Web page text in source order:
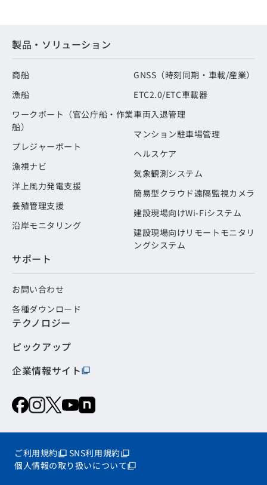
製品・ソリューション
商船
漁船
ワークボート（官公庁船・作業
船）
プレジャーボート
漁視ナビ
洋上風力発電支援
養殖管理支援
沿岸モニタリング
GNSS（時刻同期・車載/産業）
ETC2.0/ETC車載器
車両入退管理
マンション駐車場管理
ヘルスケア
気象観測システム
簡易型クラウド遠隔監視カメラ
建設現場向けWi-Fiシステム
建設現場向けリモートモニタリ
ングシステム
サポート
お問い合わせ
各種ダウンロード
テクノロジー
ピックアップ
企業情報サイト
ご利用規約
SNS利用規約
個人情報の取り扱いについて